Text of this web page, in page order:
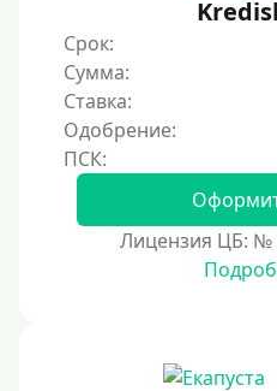
Срок:
Сумма:
Ставка:
Одобрение:
Лицензия ЦБ: №